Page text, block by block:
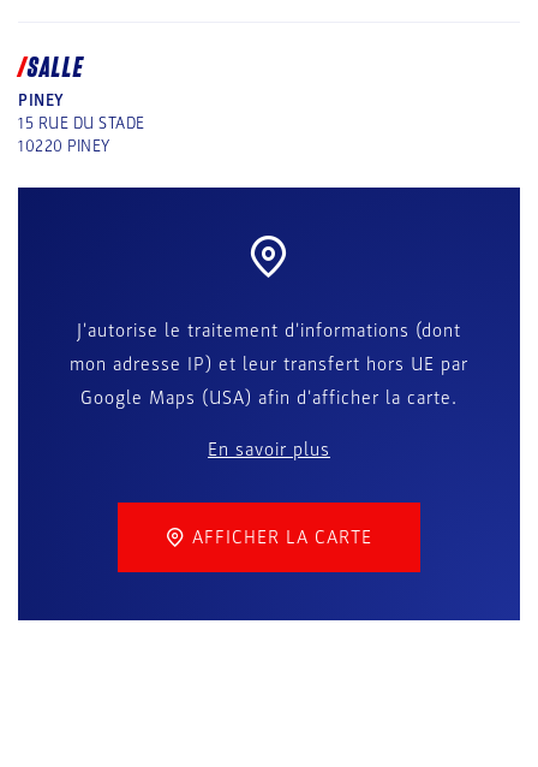
SALLE
PINEY
15 RUE DU STADE
10220 PINEY
J'autorise le traitement d'informations (dont
mon adresse IP) et leur transfert hors UE par
Google Maps (USA) afin d'afficher la carte.
En savoir plus
AFFICHER LA CARTE